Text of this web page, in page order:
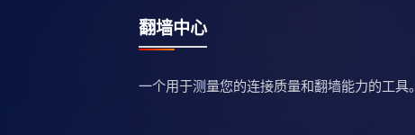
翻墙中心
一个用于测量您的连接质量和翻墙能力的工具。